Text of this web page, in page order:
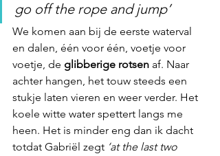
go off the rope and jump’
We komen aan bij de eerste waterval
en dalen, één voor één, voetje voor
voetje, de glibberige rotsen af. Naar
achter hangen, het touw steeds een
stukje laten vieren en weer verder. Het
koele witte water spettert langs me
heen. Het is minder eng dan ik dacht
totdat Gabriël zegt ‘at the last two